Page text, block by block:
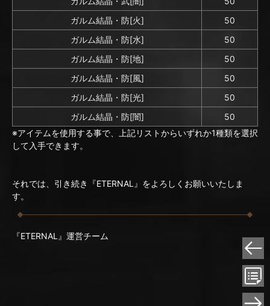
ガルム結晶・防[火]
50
ガルム結晶・防[水]
50
ガルム結晶・防[地]
50
ガルム結晶・防[風]
50
ガルム結晶・防[光]
50
ガルム結晶・防[闇]
50
※アイテムを使用する事で、上記リストからいずれか1種類を選択
して入手できます。
それでは、引き続き『ETERNAL』をよろしくお願いいたしま
す。
『ETERNAL』運営チーム